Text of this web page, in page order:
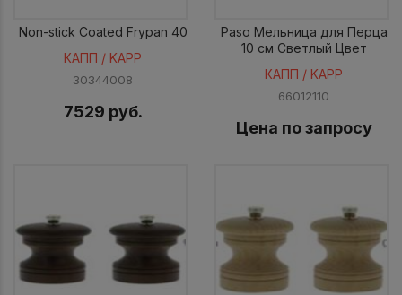
Non-stick Coated Frypan 40
КАПП / KAPP
30344008
7529 руб.
Paso Мельница для Перца
10 см Светлый Цвет
КАПП / KAPP
66012110
Цена по запросу